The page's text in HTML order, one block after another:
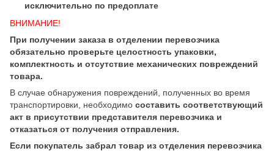
исключительно по предоплате
ВНИМАНИЕ!
При получении заказа в отделении перевозчика
обязательно проверьте целостность упаковки,
комплектность и отсутствие механических повреждений
товара.
В случае обнаружения повреждений, полученных во время
транспортировки, необходимо составить соответствующий
акт в присутствии представителя перевозчика и
отказаться от получения отправления.
Если покупатель забрал товар из отделения перевозчика